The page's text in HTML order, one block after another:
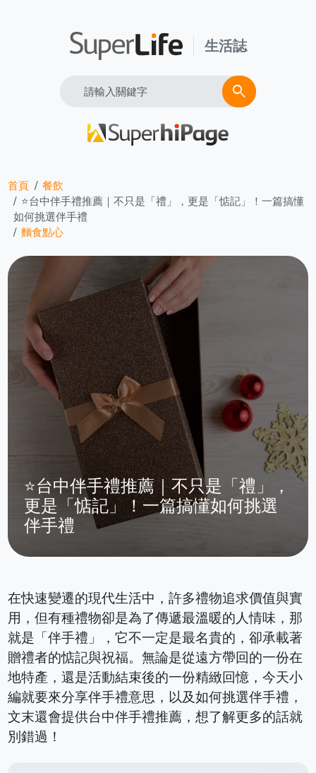
生活誌
Search search
首頁
餐飲
⭐台中伴手禮推薦｜不只是「禮」，更是「惦記」！一篇搞懂
如何挑選伴手禮
麵食點心
⭐台中伴手禮推薦｜不只是「禮」，
更是「惦記」！一篇搞懂如何挑選
伴手禮
在快速變遷的現代生活中，許多禮物追求價值與實
用，但有種禮物卻是為了傳遞最溫暖的人情味，那
就是「伴手禮」，它不一定是最名貴的，卻承載著
贈禮者的惦記與祝福。無論是從遠方帶回的一份在
地特產，還是活動結束後的一份精緻回憶，今天小
編就要來分享伴手禮意思，以及如何挑選伴手禮，
文末還會提供台中伴手禮推薦，想了解更多的話就
別錯過！